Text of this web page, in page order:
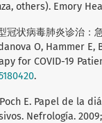
others). Emory
冠状病毒肺炎诊治：
O, Hammer
for COVID-19
.
E. Papel de la
Nefrología.